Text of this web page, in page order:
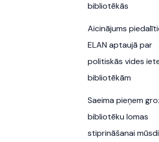
bibliotēkās
Aicinājums
ELAN aptaujā par
politiskās vides
bibliotēkām
Saeima pieņem
bibliotēku lomas
stiprināšanai